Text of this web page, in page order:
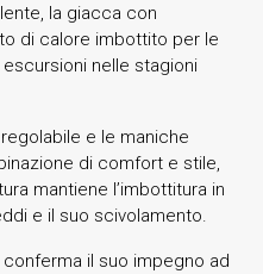
la giacca con
di calore imbottito per le
nelle stagioni
e le maniche
di comfort e stile,
mantiene l’imbottitura in
e il suo scivolamento.
il suo impegno ad